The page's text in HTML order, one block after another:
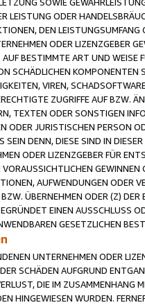
LEISTUNG ODER
DEN
ODER LIZENZGEBER
BESTIMMTE ART UND
SCHÄDLICHEN
VIREN,
ZUGRIFFE AUF BZW.
TEXTEN ODER SONSTIGEN
ODER JURISTISCHEN PERSON
SEIN DENN, DIESE SIND IN
ODER LIZENZGEBER FÜR
AUFWENDUNGEN ODER
ÜBERNEHMEN ODER (Z)
EINEN AUSSCHLUSS
GESETZLICHEN
UNTERNEHMEN ODER
SCHÄDEN AUFGRUND
DIE IM ZUSAMMENHANG
HINGEWIESEN WURDEN.